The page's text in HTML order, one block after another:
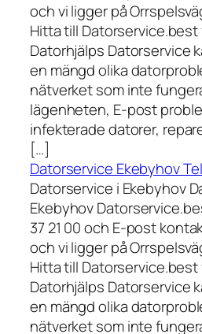
och vi ligger på
Hitta till
Datorhjälps Datorservice
en mängd olika
nätverket som inte
lägenheten, E-post
infekterade datorer,
[…]
Datorservice Ekebyhov
Datorservice i Ekebyhov
Ekebyhov
37 21 00 och E-post
och vi ligger på
Hitta till
Datorhjälps Datorservice
en mängd olika
nätverket som inte